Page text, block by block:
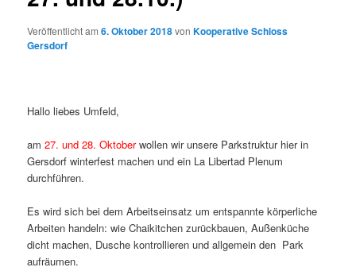
Veröffentlicht am6. Oktober 2018vonKooperative Schloss
Gersdorf
Hallo liebes Umfeld,
am 27. und 28. Oktoberwollen wir unsere Parkstruktur hier in
Gersdorf winterfest machen und ein La Libertad Plenum
durchführen.
Es wird sich bei dem Arbeitseinsatz um entspannte körperliche
Arbeiten handeln: wie Chaikitchen zurückbauen, Außenküche
dicht machen, Dusche kontrollieren und allgemein den Park
aufräumen.